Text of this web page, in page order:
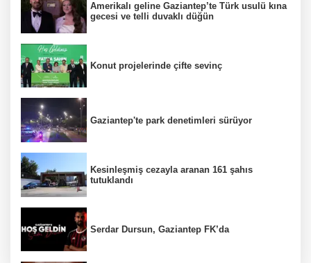
Amerikalı geline Gaziantep’te Türk usulü kına
gecesi ve telli duvaklı düğün
Konut projelerinde çifte sevinç
Gaziantep'te park denetimleri sürüyor
Kesinleşmiş cezayla aranan 161 şahıs
tutuklandı
Serdar Dursun, Gaziantep FK’da